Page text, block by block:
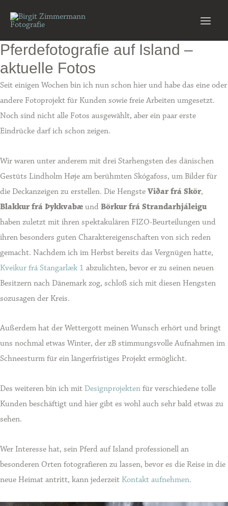
Inhalt
Pferdefotografie auf Island –
aktuelle Fotos
Seit einigen Wochen bin ich nun schon hier und habe das eine oder
andere Fotoprojekt für Kunden sowie freie Arbeiten umgesetzt.
Noch sind nicht alle Fotos ausgewählt, aber ein paar erste
Eindrücke darf ich schon zeigen.
Wir waren unter anderem mit drei Starhengsten des dänischen
Gestüts Lindholm Høje am berühmten Skógafoss, um Bilder für
die Deckanzeigen zu erstellen. Die Hengste Viðar frá Skör,
Blakkur frá Þykkvabæ und Börkur frá Strandarhjáleigu
haben zuletzt mit ihren spektakulären FIZO-Beurteilungen und
ihren besonders guten Charaktereigenschaften von sich reden
gemacht. Nachdem ich im Herbst bereits das Vergnügen hatte,
Kveikur frá Stangarlæk 1 abzulichten, bevor er zu seinen neuen
Besitzern nach Dänemark zog, schloß sich mit diesen Hengsten
sozusagen der Kreis.
Außerdem hat der Wettergott meinen Wunsch erhört und bringt
uns nochmal etwas Winter, der zB stimmungsvolle Aufnahmen im
Schneesturm für ein längerfristiges Projekt ermöglicht.
Des weiteren bin ich mit Designprojekten für verschiedene tolle
Kunden beschäftigt und hier gibt es wohl auch sehr bald etwas zu
sehen.
Wer Interesse hat, sein Pferd auf Island professionell an
besonderen Orten fotografieren zu lassen, bevor es die Reise in die
neue Heimat antritt, kann jederzeit Kontakt aufnehmen.